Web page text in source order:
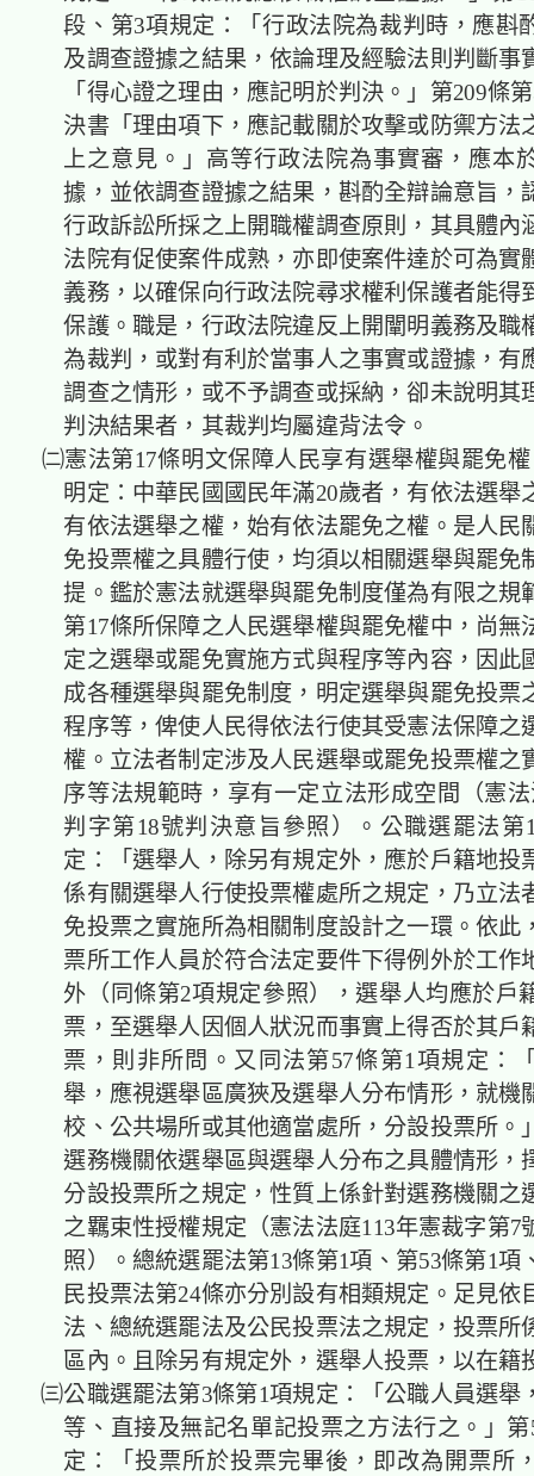
段、第3項規定：「行政法院為裁判時，應斟
及調查證據之結果，依論理及經驗法則判斷事
「得心證之理由，應記明於判決。」第209條
決書「理由項下，應記載關於攻擊或防禦方法
上之意見。」高等行政法院為事實審，應本
據，並依調查證據之結果，斟酌全辯論意旨，
行政訴訟所採之上開職權調查原則，其具體內
法院有促使案件成熟 ，亦即使案件達於可為實
義務，以確保向行政法院尋求權利保護者能得
保護。職是，行政法院違反上開 闡明義務及職
為裁判，或對有利於當事人之事實或證據，有
調查之情形，或不予調查或採納，卻未說明其
判決結果者，其裁判均屬違背法令。
㈡憲法第17條明文保障人民享有選舉權與罷免權
明定：中華民國國民年滿20歲者，有依法選舉
有依法選舉之權，始有依法罷免之權。是人民
免投票權之具體行使，均須以相關選舉與罷免
提。鑑於憲法就選舉與罷免制度僅為有限之規
第17條所保障之人民選舉權與罷免權中，尚無
定之選舉或罷免實施方式與程序等內容，因此
成各種選舉與罷免制度，明定選舉與罷免投票
程序等，俾使人民得依法行使其受憲法保障之
權。立法者制定涉及人民選舉或罷免投票權之
序等法規範時，享有一定立法形成空間（憲
判字第18號判決意旨參照）。公職選罷法第
定：「選舉人，除另有規定外，應於戶籍地投
係有關選舉人行使投票權處所之規定，乃立法
免投票之實施所為相關制度設計之一環。依此
票所工作人員於符合法定要件下得例外於工作
外（同條第2項規定參照），選舉人均應於戶
票，至選舉人因個人狀況而事實上得否於其戶
票，則非所問。又同法第57條第1項規定：
舉，應視選舉區廣狹及選舉人分布情形，就機
校、公共場所或其他適當處所，分設投票所。
選務機關依選舉區與選舉人分布之具體情形，
分設投票所之規定，性質上係針對選務機關之
之羈束性授權規定（憲法法庭113年憲裁字第7
照）。總統選罷法第13條第1項、第53條第1項
民投票法第24條亦分別設有相類規定。足見依
法、總統選罷法及公民投票法之規定，投票所
區內。且除另有規定外，選舉人投票，以在籍
㈢公職選罷法第3條第1項規定：「公職人員選舉
等、直接及無記名單記投票之方法行之。」
定：「投票所於投票完畢後，即改為開票所